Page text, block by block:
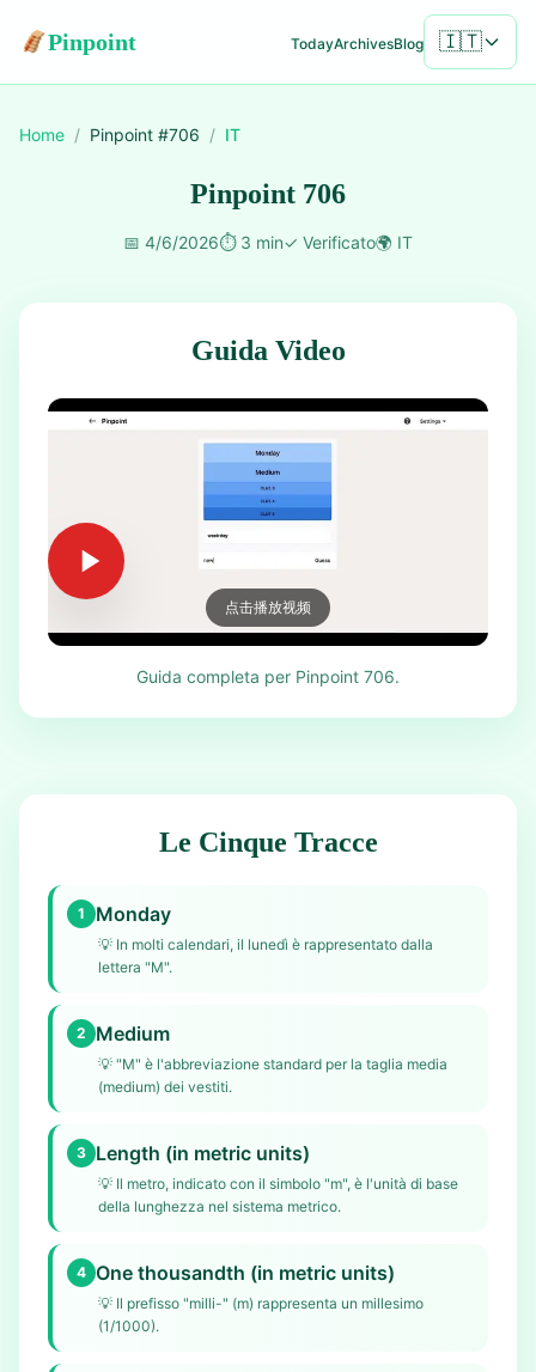
Pinpoint TodayArchivesBlog 🇮🇹
Home / Pinpoint #706 / IT
Pinpoint 706
📅 4/6/2026⏱️ 3 min✓ Verificato🌍 IT
Guida Video
点击播放视频
Guida completa per Pinpoint 706.
Le Cinque Tracce
1 Monday
💡 In molti calendari, il lunedì è rappresentato dalla
lettera "M".
2 Medium
💡 "M" è l'abbreviazione standard per la taglia media
(medium) dei vestiti.
3 Length (in metric units)
💡 Il metro, indicato con il simbolo "m", è l'unità di base
della lunghezza nel sistema metrico.
4 One thousandth (in metric units)
💡 Il prefisso "milli-" (m) rappresenta un millesimo
(1/1000).